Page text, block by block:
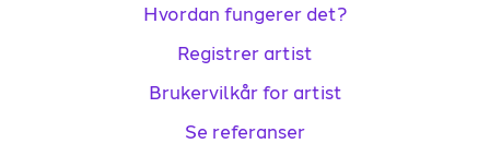
Hvordan fungerer det?
Registrer artist
Brukervilkår for artist
Se referanser